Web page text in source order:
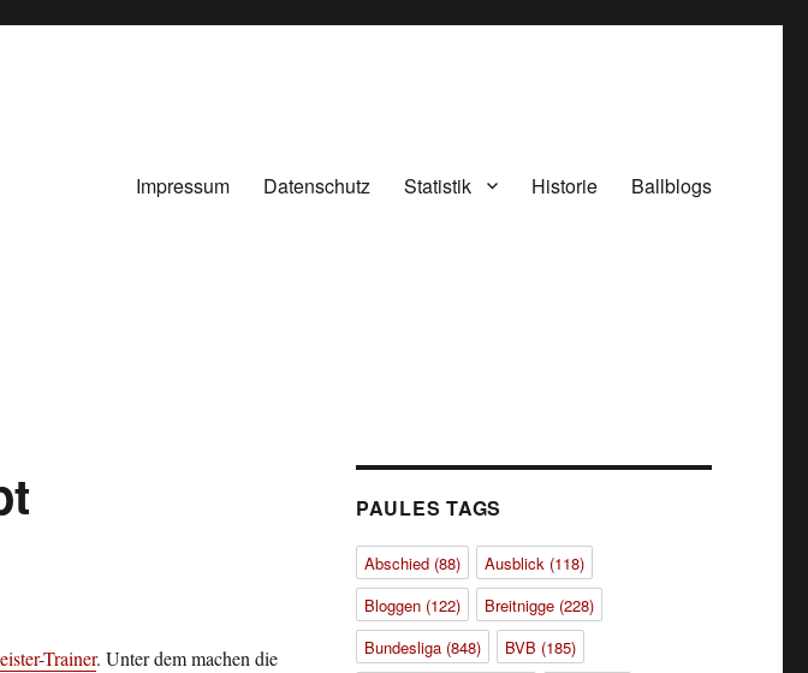
Impressum Datenschutz Statistik Historie Ballblogs
Trainer. Unter dem machen die
PAULES TAGS
Abschied(88) Ausblick(118)
Bloggen(122) Breitnigge(228)
Bundesliga(848) BVB (185)